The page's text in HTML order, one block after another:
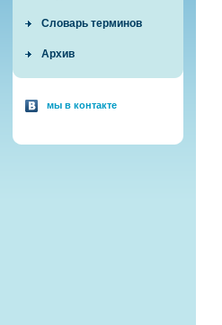
Словарь терминов
Архив
мы в контакте